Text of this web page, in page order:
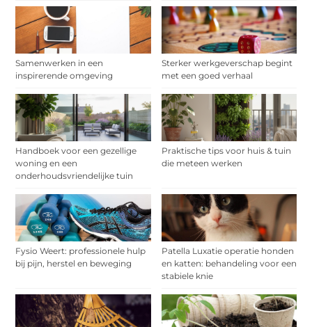
Samenwerken in een
inspirerende omgeving
Sterker werkgeverschap begint
met een goed verhaal
Handboek voor een gezellige
woning en een
onderhoudsvriendelijke tuin
Praktische tips voor huis & tuin
die meteen werken
Fysio Weert: professionele hulp
bij pijn, herstel en beweging
Patella Luxatie operatie honden
en katten: behandeling voor een
stabiele knie